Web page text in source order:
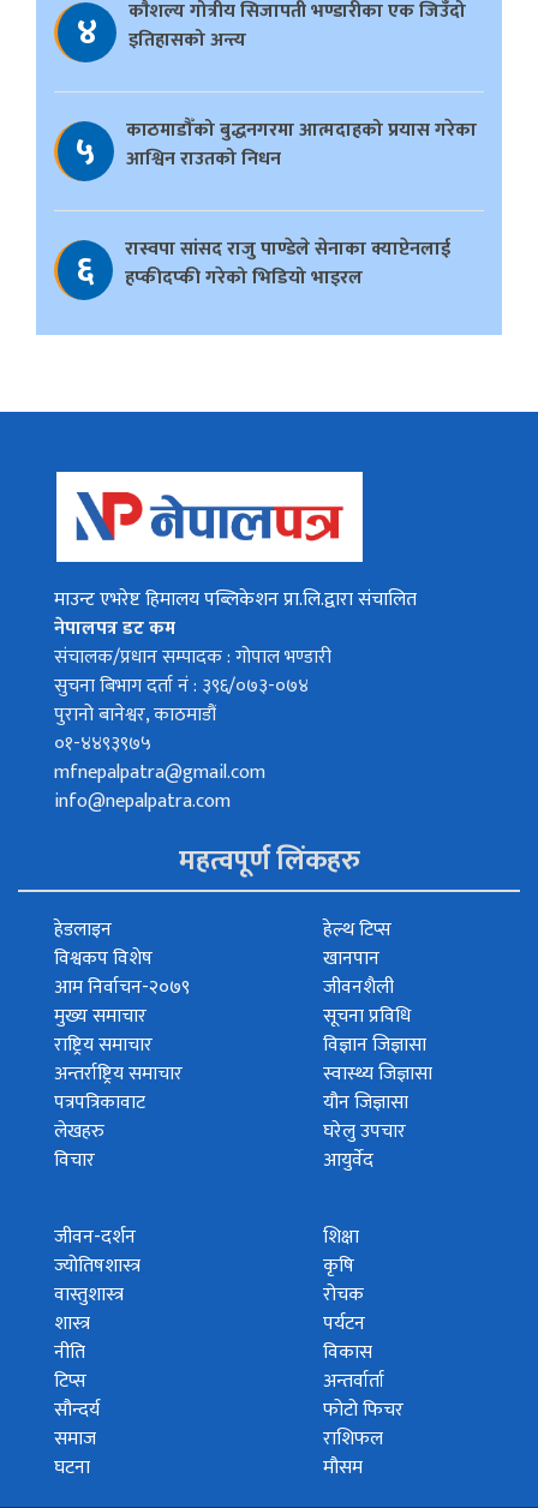
४
काैशल्य गोत्रीय सिजापती भण्डारीका एक जिउँदो
इतिहासको अन्त्य
५
काठमाडौँको बुद्धनगरमा आत्मदाहको प्रयास गरेका
आश्विन राउतको निधन
६
रास्वपा सांसद राजु पाण्डेले सेनाका क्याप्टेनलाई
हप्कीदप्की गरेको भिडियो भाइरल
माउन्ट एभरेष्ट हिमालय पब्लिकेशन प्रा.लि.द्वारा संचालित
नेपालपत्र डट कम
संचालक/प्रधान सम्पादक : गोपाल भण्डारी
सुचना बिभाग दर्ता नं : ३९६/०७३-०७४
पुरानो बानेश्वर, काठमाडौं
०१-४४९३९७५
mfnepalpatra@gmail.com
info@nepalpatra.com
महत्वपूर्ण लिंकहरु
हेडलाइन
विश्वकप विशेष
आम निर्वाचन-२०७९
मुख्य समाचार
राष्ट्रिय समाचार
अन्तर्राष्ट्रिय समाचार
पत्रपत्रिकावाट
लेखहरु
विचार
हेल्थ टिप्स
खानपान
जीवनशैली
सूचना प्रविधि
विज्ञान जिज्ञासा
स्वास्थ्य जिज्ञासा
यौन जिज्ञासा
घरेलु उपचार
आयुर्वेद
जीवन-दर्शन
ज्योतिषशास्त्र
वास्तुशास्त्र
शास्त्र
नीति
टिप्स
सौन्दर्य
समाज
घटना
शिक्षा
कृषि
रोचक
पर्यटन
विकास
अन्तर्वार्ता
फोटो फिचर
राशिफल
मौसम